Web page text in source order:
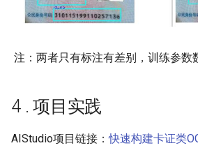
注：两者只有标注有差别，训练参数
4 . 项目实践
AIStudio项目链接：快速构建卡证类